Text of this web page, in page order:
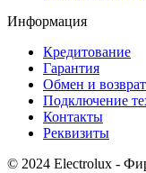
Информация
Кредитование
Гарантия
Обмен и
Подключение
Контакты
Реквизиты
© 2024 Electrolux -